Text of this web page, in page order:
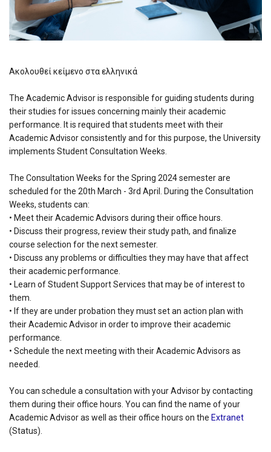
Ακολουθεί κείμενο στα ελληνικά
The Academic Advisor is responsible for guiding students during
their studies for issues concerning mainly their academic
performance. It is required that students meet with their
Academic Advisor consistently and for this purpose, the University
implements Student Consultation Weeks.
The Consultation Weeks for the Spring 2024 semester are
scheduled for the 20th March - 3rd April. During the Consultation
Weeks, students can:
• Meet their Academic Advisors during their office hours.
• Discuss their progress, review their study path, and finalize
course selection for the next semester.
• Discuss any problems or difficulties they may have that affect
their academic performance.
• Learn of Student Support Services that may be of interest to
them.
• If they are under probation they must set an action plan with
their Academic Advisor in order to improve their academic
performance.
• Schedule the next meeting with their Academic Advisors as
needed.
You can schedule a consultation with your Advisor by contacting
them during their office hours. You can find the name of your
Academic Advisor as well as their office hours on the Extranet
(Status).